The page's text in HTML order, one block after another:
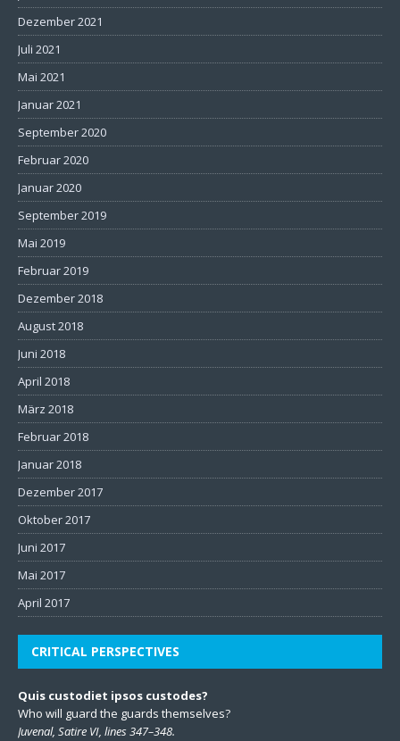
Dezember 2021
Juli 2021
Mai 2021
Januar 2021
September 2020
Februar 2020
Januar 2020
September 2019
Mai 2019
Februar 2019
Dezember 2018
August 2018
Juni 2018
April 2018
März 2018
Februar 2018
Januar 2018
Dezember 2017
Oktober 2017
Juni 2017
Mai 2017
April 2017
CRITICAL PERSPECTIVES
Quis custodiet ipsos custodes?
Who will guard the guards themselves?
Juvenal, Satire VI, lines 347–348.